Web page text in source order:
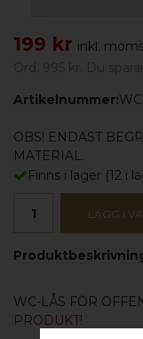
199 kr inkl.
Artikelnummer:
OBS! ENDAST
MATERIAL.
Finns i lager (12 i
LÄGG I
WC-LÅS FÖR
PRODUKT!